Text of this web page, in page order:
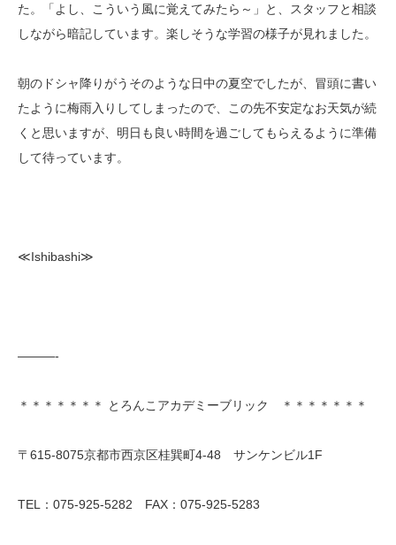
た。「よし、こういう風に覚えてみたら～」と、スタッフと相談
しながら暗記しています。楽しそうな学習の様子が見れました。
朝のドシャ降りがうそのような日中の夏空でしたが、冒頭に書い
たように梅雨入りしてしまったので、この先不安定なお天気が続
くと思いますが、明日も良い時間を過ごしてもらえるように準備
して待っています。
≪Ishibashi≫
———-
＊＊＊＊＊＊＊ とろんこアカデミーブリック ＊＊＊＊＊＊＊
〒615-8075京都市西京区桂巽町4-48 サンケンビル1F
TEL：075-925-5282 FAX：075-925-5283